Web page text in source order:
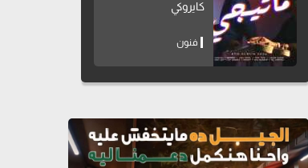
كايروكي
فنون